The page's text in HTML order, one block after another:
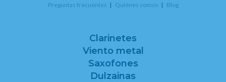
Preguntas frecuentes Quiénes somos Blog
Clarinetes
Viento metal
Saxofones
Dulzainas